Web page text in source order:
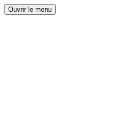
Ouvrir le menu